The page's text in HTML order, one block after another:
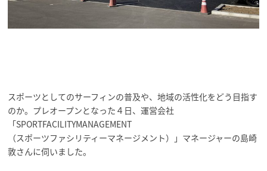
スポーツとしてのサーフィンの普及や、地域の活性化をどう目指す
のか。プレオープンとなった４日、運営会社
「SPORTFACILITYMANAGEMENT
（スポーツファシリティーマネージメント）」マネージャーの島崎
敦さんに伺いました。